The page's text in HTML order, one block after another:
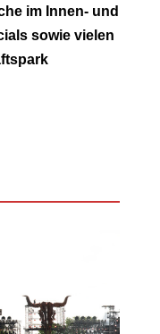
im Innen- und
sowie vielen